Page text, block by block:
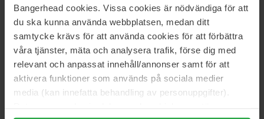
Bangerhead cookies. Vissa cookies är nödvändiga för att
du ska kunna använda webbplatsen, medan ditt
samtycke krävs för att använda cookies för att förbättra
våra tjänster, mäta och analysera trafik, förse dig med
relevant och anpassat innehåll/annonser samt för att
aktivera funktioner som används på sociala medier
media (kan innefatta behandling av personuppgifter).
32 €
Normaali hinta
35 €
Loppu varastosta
Normaali hinta 101 €
Murad
Environmental Shield
Beauty of Joseon
Hydra Shield Body Sun Lotion
SPF50+
150 ml